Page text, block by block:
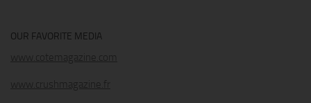
OUR FAVORITE MEDIA
www.cotemagazine.com
www.crushmagazine.fr